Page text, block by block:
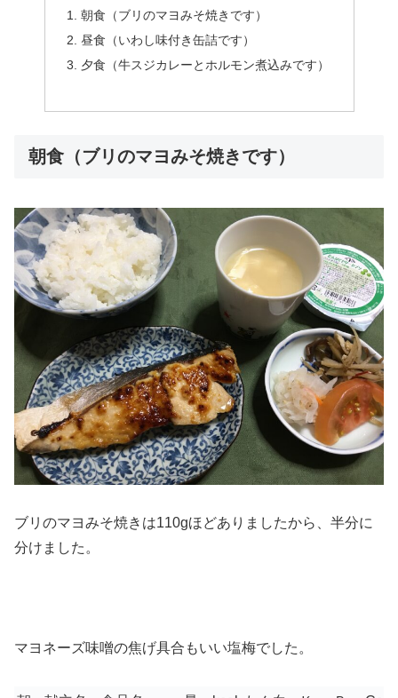
朝食（ブリのマヨみそ焼きです）
昼食（いわし味付き缶詰です）
夕食（牛スジカレーとホルモン煮込みです）
朝食（ブリのマヨみそ焼きです）
ブリのマヨみそ焼きは110gほどありましたから、半分に
分けました。
マヨネーズ味噌の焦げ具合もいい塩梅でした。